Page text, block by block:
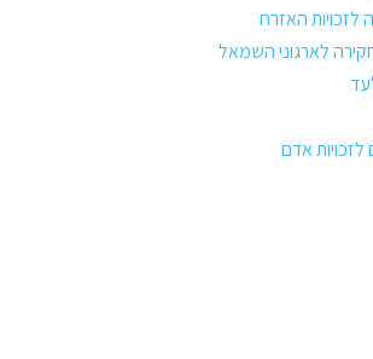
לזכויות האזרח
לארגוני השמאל
לזכויות אדם